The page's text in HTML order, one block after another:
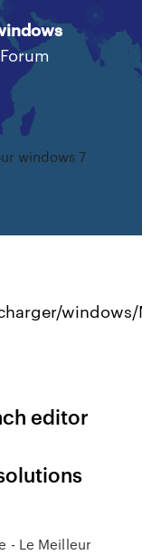
windows 7
editor
- Le Meilleur